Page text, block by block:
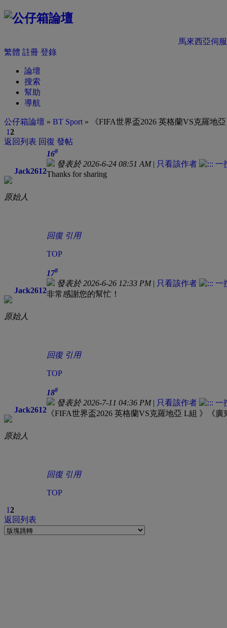
馬來西亞伺
繁體 註冊 登錄
論壇
搜索
幫助
導航
公仔箱論壇 » BT Sport » 《FIFA世界盃2026 英格蘭VS克羅地
12
返回列表 回復 發帖
Jack2612
原始人
16#
發表於 2026-6-24 08:51 AM| 只看該作者
Thanks for sharing
回復 引用
TOP
Jack2612
原始人
17#
發表於 2026-6-26 12:33 PM| 只看該作者
非常感謝您的幫忙！
回復 引用
TOP
Jack2612
原始人
18#
發表於 2026-7-11 04:36 PM| 只看該作者
《FIFA世界盃2026 英格蘭VS克羅地亞 L組 》《廣
回復 引用
TOP
12
返回列表